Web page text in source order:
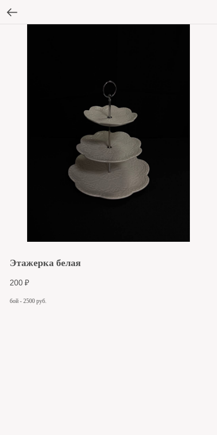
Этажерка белая
200 ₽
бой - 2500 руб.